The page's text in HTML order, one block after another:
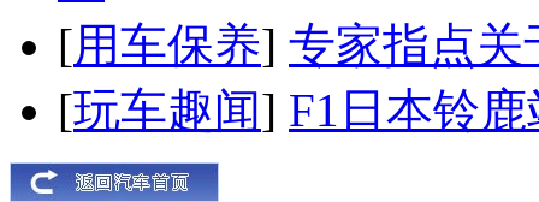
[用车保养] 专家指点关
[玩车趣闻] F1日本铃